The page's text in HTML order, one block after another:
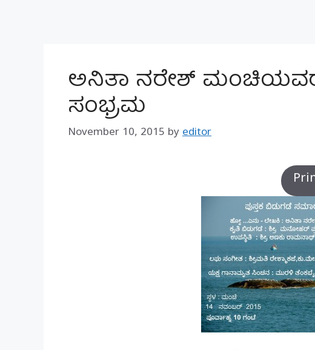
ಅನಿತಾ ನರೇಶ್
ಸಂಭ್ರಮ
November 10, 2015 by editor